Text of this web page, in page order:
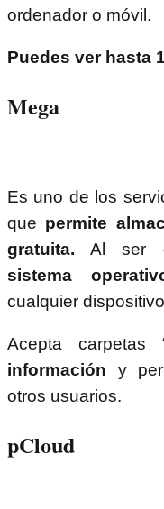
ordenador o móvil.
Puedes ver hasta
Mega
Es uno de los
que permite
gratuita. Al ser
sistema
cualquier
Acepta carpetas
información y
otros usuarios.
pCloud